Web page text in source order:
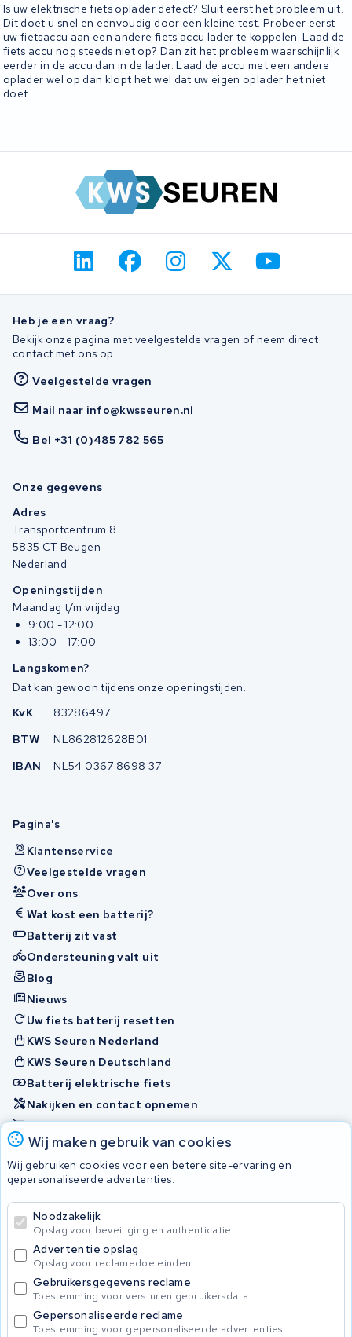
Wij maken gebruik van cookies
Wij gebruiken cookies voor een betere site-ervaring en
gepersonaliseerde advertenties.
Noodzakelijk
Opslag voor beveiliging en authenticatie.
Advertentie opslag
Opslag voor reclamedoeleinden.
Gebruikersgegevens reclame
Toestemming voor versturen gebruikersdata.
Gepersonaliseerde reclame
Toestemming voor gepersonaliseerde advertenties.
Is uw elektrische fiets oplader defect? Sluit eerst het probleem uit.
Dit doet u snel en eenvoudig door een kleine test. Probeer eerst
uw fietsaccu aan een andere fiets accu lader te koppelen. Laad de
fiets accu nog steeds niet op? Dan zit het probleem waarschijnlijk
eerder in de accu dan in de lader. Laad de accu met een andere
oplader wel op dan klopt het wel dat uw eigen oplader het niet
doet.
Heb je een vraag?
Bekijk onze pagina met veelgestelde vragen of neem direct
contact met ons op.
Veelgestelde vragen
Mail naar info@kwsseuren.nl
Bel +31 (0)485 782 565
Onze gegevens
Adres
Transportcentrum 8
5835 CT Beugen
Nederland
Openingstijden
Maandag t/m vrijdag
9:00 - 12:00
13:00 - 17:00
Langskomen?
Dat kan gewoon tijdens onze openingstijden.
KvK
83286497
BTW
NL862812628B01
IBAN
NL54 0367 8698 37
Pagina's
Klantenservice
Veelgestelde vragen
Over ons
Wat kost een batterij?
Batterij zit vast
Ondersteuning valt uit
Blog
Nieuws
Uw fiets batterij resetten
KWS Seuren Nederland
KWS Seuren Deutschland
Batterij elektrische fiets
Nakijken en contact opnemen
Onherstelbaar
Accu's
© 2026 KWS Seuren
Algemene voorwaarden
Privacy Policy